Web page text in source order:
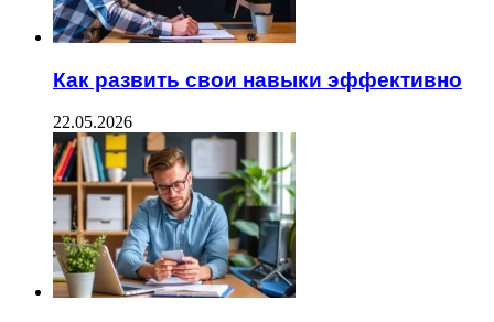
Как развить свои навыки эффективно
22.05.2026